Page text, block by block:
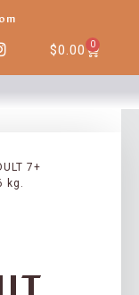
$0.00 0
7+
kg.